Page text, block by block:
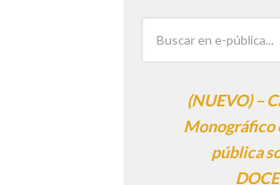
(NUEVO) –
Monográfico
pública